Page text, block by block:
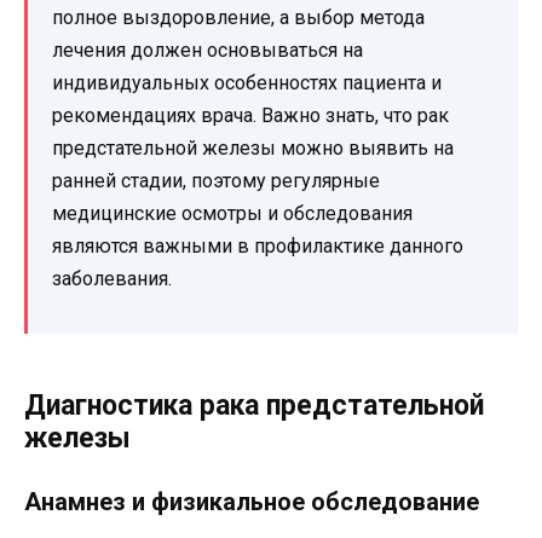
полное выздоровление, а выбор метода
лечения должен основываться на
индивидуальных особенностях пациента и
рекомендациях врача. Важно знать, что рак
предстательной железы можно выявить на
ранней стадии, поэтому регулярные
медицинские осмотры и обследования
являются важными в профилактике данного
заболевания.
Диагностика рака предстательной
железы
Анамнез и физикальное обследование